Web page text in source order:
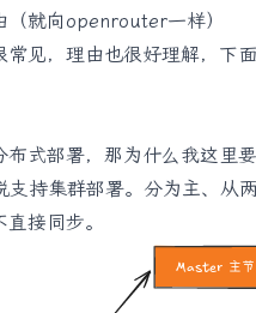
就向openrouter一样）
见，理由也很好理解，下
式部署，那为什么我这里
支持集群部署。分为主、从
接同步。